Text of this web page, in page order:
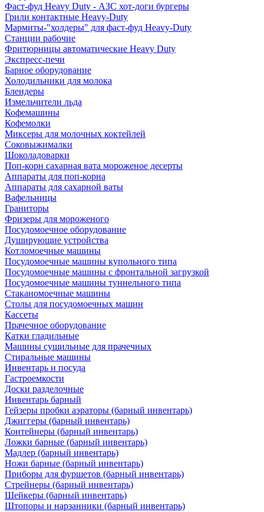
Фаст-фуд Heavy Duty - АЗС хот-доги бургеры
Грили контактные Heavy-Duty
Мармиты-"холдеры" для фаст-фуд Heavy-Duty
Станции рабочие
Фритюрницы автоматические Heavy Duty
Экспресс-печи
Барное оборудование
Холодильники для молока
Блендеры
Измельчители льда
Кофемашины
Кофемолки
Миксеры для молочных коктейлей
Соковыжималки
Шоколадоварки
Поп-корн сахарная вата мороженое десерты
Аппараты для поп-корна
Аппараты для сахарной ваты
Вафельницы
Граниторы
Фризеры для мороженого
Посудомоечное оборудование
Душирующие устройства
Котломоечные машины
Посудомоечные машины купольного типа
Посудомоечные машины с фронтальной загрузкой
Посудомоечные машины туннельного типа
Стаканомоечные машины
Столы для посудомоечных машин
Кассеты
Прачечное оборудование
Катки гладильные
Машины сушильные для прачечных
Стиральные машины
Инвентарь и посуда
Гастроемкости
Доски разделочные
Инвентарь барный
Гейзеры пробки аэраторы (барный инвентарь)
Джиггеры (барный инвентарь)
Контейнеры (барный инвентарь)
Ложки барные (барный инвентарь)
Мадлер (барный инвентарь)
Ножи барные (барный инвентарь)
Приборы для фуршетов (барный инвентарь)
Стрейнеры (барный инвентарь)
Шейкеры (барный инвентарь)
Штопоры и нарзанники (барный инвентарь)